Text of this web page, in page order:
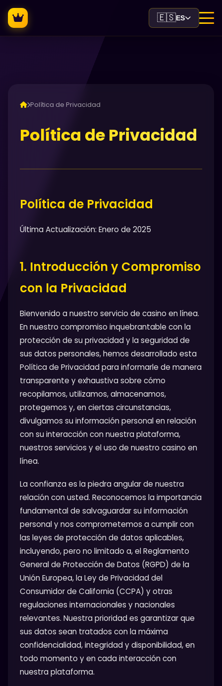
🇪🇸ES
Política de Privacidad
Política de Privacidad
Política de Privacidad
Última Actualización: Enero de 2025
1. Introducción y Compromiso
con la Privacidad
Bienvenido a nuestro servicio de casino en línea.
En nuestro compromiso inquebrantable con la
protección de su privacidad y la seguridad de
sus datos personales, hemos desarrollado esta
Política de Privacidad para informarle de manera
transparente y exhaustiva sobre cómo
recopilamos, utilizamos, almacenamos,
protegemos y, en ciertas circunstancias,
divulgamos su información personal en relación
con su interacción con nuestra plataforma,
nuestros servicios y el uso de nuestro casino en
línea.
La confianza es la piedra angular de nuestra
relación con usted. Reconocemos la importancia
fundamental de salvaguardar su información
personal y nos comprometemos a cumplir con
las leyes de protección de datos aplicables,
incluyendo, pero no limitado a, el Reglamento
General de Protección de Datos (RGPD) de la
Unión Europea, la Ley de Privacidad del
Consumidor de California (CCPA) y otras
regulaciones internacionales y nacionales
relevantes. Nuestra prioridad es garantizar que
sus datos sean tratados con la máxima
confidencialidad, integridad y disponibilidad, en
todo momento y en cada interacción con
nuestra plataforma.